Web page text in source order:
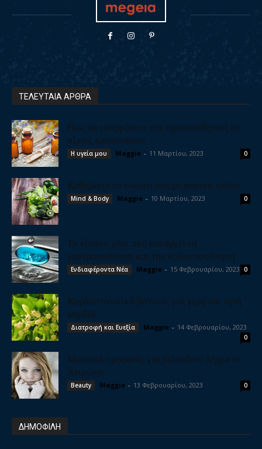
ΤΕΛΕΥΤΑΙΑ ΑΡΘΡΑ
Πως να εφαρμόσετε την ομοιοπαθητική σε
οξείες καταστάσεις
Η υγεία μου Maggie - 11 Μαρτίου, 2023 0
Καθαρίστε το συκώτι σας με φυσικό τρόπο
Mind & Body Maggie - 10 Μαρτίου, 2023 0
Το έξυπνο χάπι που καταργεί τη
γαστροσκόπηση και την κολονοσκόπηση
Ενδιαφέροντα Νέα Maggie - 15 Φεβρουαρίου, 2023 0
Καρδιοτονωτικά βότανα, για γερή και υγιή
καρδιά
Διατροφή και Ευεξία Maggie - 14 Φεβρουαρίου, 2023
0
Μυστικά ομορφιάς για βελούδινο δέρμα το
Χειμώνα
Beauty Maggie - 13 Φεβρουαρίου, 2023 0
ΔΗΜΟΦΙΛΗ